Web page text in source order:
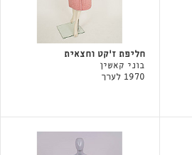
חליפת ז'קט וחצאית
בוני קאשין
1970 לערך